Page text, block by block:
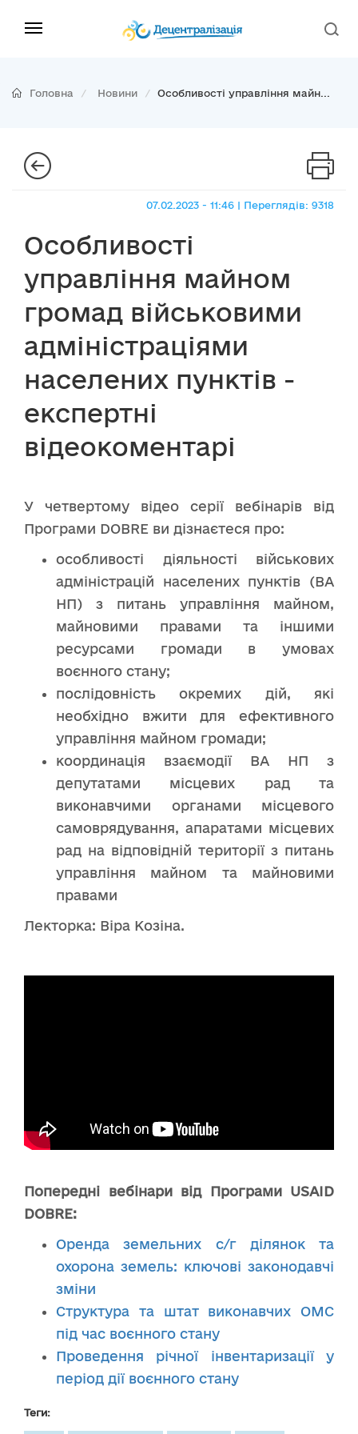
Головна Новини Особливості управління майн...
07.02.2023 - 11:46 | Переглядів: 9318
Особливості
управління майном
громад військовими
адміністраціями
населених пунктів -
експертні
відеокоментарі
У четвертому відео серії вебінарів від
Програми DOBRE ви дізнаєтеся про:
особливості діяльності військових
адміністрацій населених пунктів (ВА
НП) з питань управління майном,
майновими правами та іншими
ресурсами громади в умовах
воєнного стану;
послідовність окремих дій, які
необхідно вжити для ефективного
управління майном громади;
координація взаємодії ВА НП з
депутатами місцевих рад та
виконавчими органами місцевого
самоврядування, апаратами місцевих
рад на відповідній території з питань
управління майном та майновими
правами
Лекторка: Віра Козіна.
Попередні вебінари
від Програми USAID
DOBRE:
Оренда земельних с/г ділянок та
охорона земель: ключові законодавчі
зміни
Структура та штат виконавчих ОМС
під час воєнного стану
Проведення річної інвентаризації у
період дії воєнного стану
Теги: